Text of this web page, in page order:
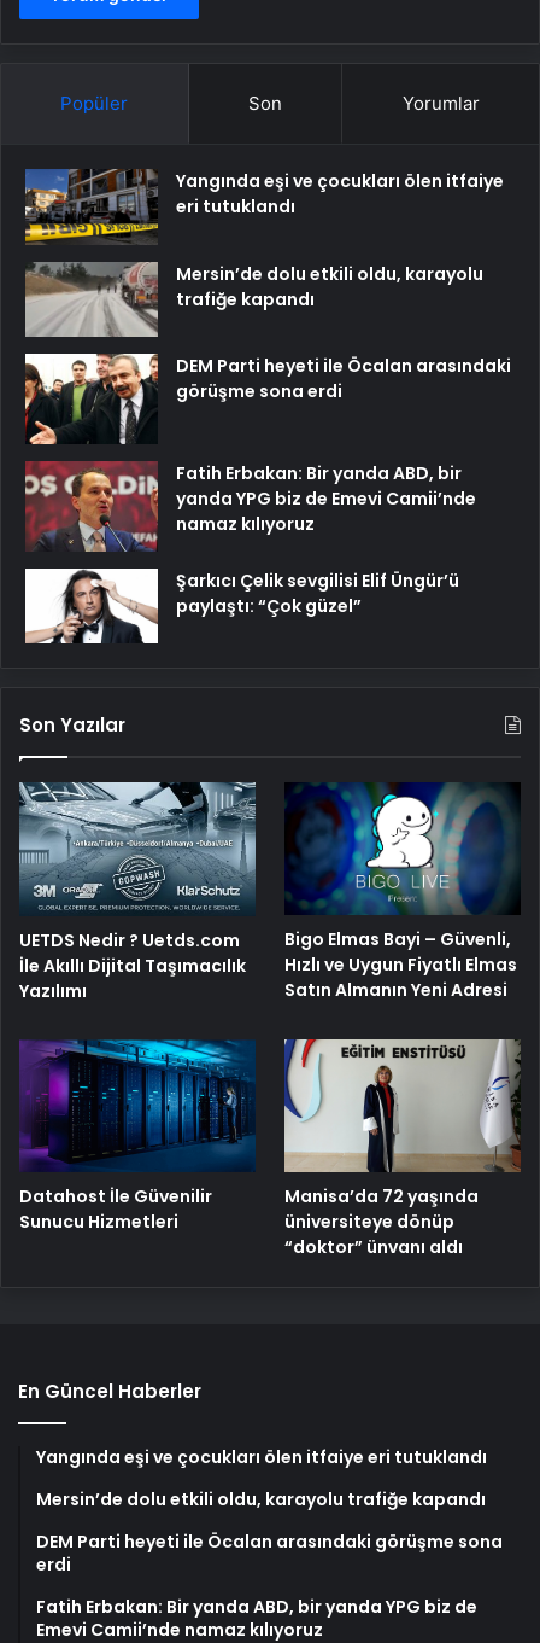
Popüler Son Yorumlar
Yangında eşi ve çocukları ölen itfaiye
eri tutuklandı
Mersin’de dolu etkili oldu, karayolu
trafiğe kapandı
DEM Parti heyeti ile Öcalan arasındaki
görüşme sona erdi
Fatih Erbakan: Bir yanda ABD, bir
yanda YPG biz de Emevi Camii’nde
namaz kılıyoruz
Şarkıcı Çelik sevgilisi Elif Üngür’ü
paylaştı: “Çok güzel”
Son Yazılar
UETDS Nedir ? Uetds.com
İle Akıllı Dijital Taşımacılık
Yazılımı
Bigo Elmas Bayi – Güvenli,
Hızlı ve Uygun Fiyatlı Elmas
Satın Almanın Yeni Adresi
Datahost İle Güvenilir
Sunucu Hizmetleri
Manisa’da 72 yaşında
üniversiteye dönüp
“doktor” ünvanı aldı
En Güncel Haberler
Yangında eşi ve çocukları ölen itfaiye eri tutuklandı
Mersin’de dolu etkili oldu, karayolu trafiğe kapandı
DEM Parti heyeti ile Öcalan arasındaki görüşme sona
erdi
Fatih Erbakan: Bir yanda ABD, bir yanda YPG biz de
Emevi Camii’nde namaz kılıyoruz